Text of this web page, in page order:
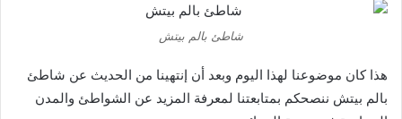
شاطئ بالم بيتش
هذا كان موضوعنا لهذا اليوم وبعد أن إنتهينا من الحديث عن شاطئ
بالم بيتش ننصحكم بمتابعتنا لمعرفة المزيد عن الشواطئ والمدن